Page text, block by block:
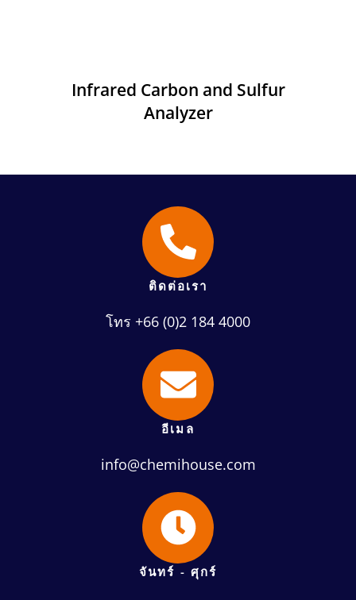
Infrared Carbon and Sulfur
Analyzer
ติดต่อเรา
โทร +66 (0)2 184 4000
อีเมล
info@chemihouse.com
จันทร์ - ศุกร์